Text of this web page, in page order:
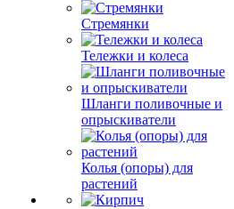
Стремянки
Тележки и колеса
Шланги поливочные и
опрыскиватели
Колья (опоры) для
растений